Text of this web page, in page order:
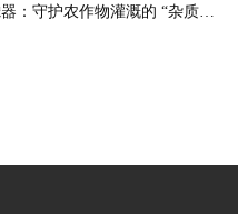
：守护农作物灌溉的 “杂质清